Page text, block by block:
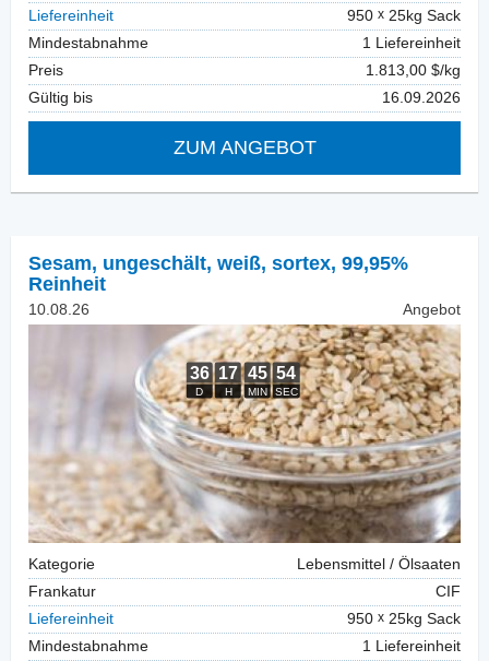
Liefereinheit
950
25kg Sack
Mindestabnahme
1 Liefereinheit
Preis
1.813,00 $/kg
Gültig bis
16.09.2026
ZUM ANGEBOT
Sesam, ungeschält, weiß, sortex, 99,95%
Reinheit
10.08.26 Angebot
Kategorie
Lebensmittel / Ölsaaten
Frankatur
CIF
Liefereinheit
950
25kg Sack
Mindestabnahme
1 Liefereinheit